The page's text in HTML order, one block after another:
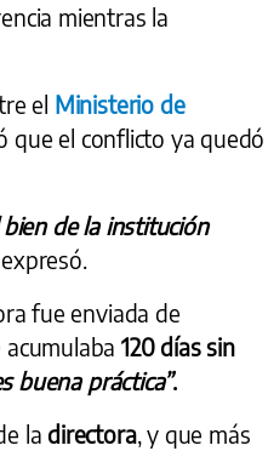
mientras la
el Ministerio de
que el conflicto ya quedó
de la institución
fue enviada de
acumulaba120 días sin
buena práctica”.
la directora, y que más